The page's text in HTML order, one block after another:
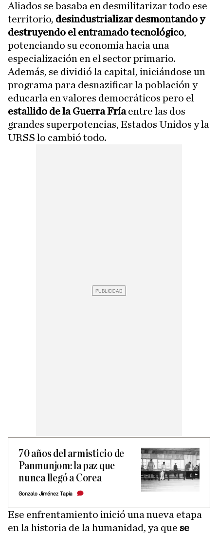
Aliados se basaba en desmilitarizar todo ese
territorio, desindustrializar desmontando y
destruyendo el entramado tecnológico,
potenciando su economía hacia una
especialización en el sector primario.
Además, se dividió la capital, iniciándose un
programa para desnazificar la población y
educarla en valores democráticos pero el
estallido de la Guerra Fríaentre las dos
grandes superpotencias, Estados Unidos y la
URSS lo cambió todo.
70 años del armisticio de
Panmunjom: la paz que
nunca llegó a Corea
Gonzalo Jiménez Tapia
Ese enfrentamiento inició una nueva etapa
en la historia de la humanidad, ya que se